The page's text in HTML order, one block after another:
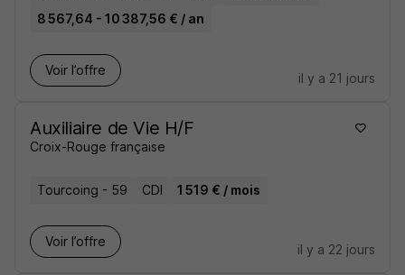
8 567,64 - 10 387,56 € / an
Voir l’offre
il y a 21 jours
Auxiliaire de Vie H/F
Croix-Rouge française
Tourcoing - 59 CDI 1 519 € / mois
Voir l’offre
il y a 22 jours